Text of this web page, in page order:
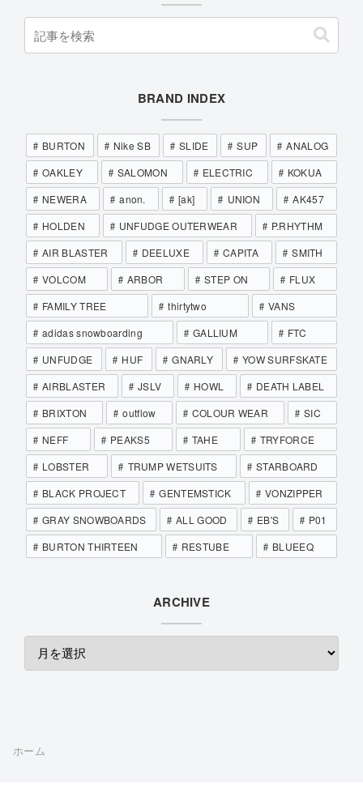
BRAND INDEX
BURTON Nike SB SLIDE SUP
ANALOG
OAKLEY
SALOMON ELECTRIC
KOKUA
NEWERA
anon. [ak] UNION
AK457
HOLDEN
UNFUDGE OUTERWEAR
P.RHYTHM
AIR BLASTER
DEELUXE CAPITA
SMITH
VOLCOM
ARBOR STEP ON
FLUX
FAMILY TREE
thirtytwo
VANS
adidas snowboarding
GALLIUM
FTC
UNFUDGE
HUF GNARLY
YOW SURFSKATE
AIRBLASTER
JSLV HOWL
DEATH LABEL
BRIXTON
outflow COLOUR WEAR
SIC
NEFF
PEAKS5 TAHE
TRYFORCE
LOBSTER
TRUMP WETSUITS
STARBOARD
BLACK PROJECT
GENTEMSTICK
VONZIPPER
GRAY SNOWBOARDS
ALL GOOD EB'S
P01
BURTON THIRTEEN
RESTUBE BLUEEQ
ARCHIVE
ホーム